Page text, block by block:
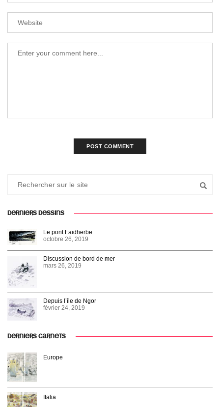
DERNIERS DESSINS
Le pont Faidherbe
octobre 26, 2019
Discussion de bord de mer
mars 26, 2019
Depuis l’île de Ngor
février 24, 2019
DERNIERS CARNETS
Europe
Italia